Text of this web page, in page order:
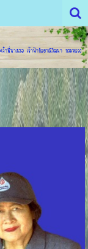
าพี่นางเธอ เจ้าฟ้ากัลยาณิวัฒนา กรมหลวง